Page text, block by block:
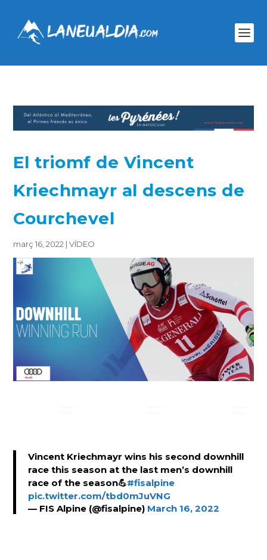
El triomf de Vincent
Kriechmayr al descens de
Courchevel
març 16, 2022 |VÍDEO
Vincent Kriechmayr wins his second downhill
race this season at the last men’s downhill
race of the season💪#fisalpine
pic.twitter.com/tbd0mJuVNG
— FIS Alpine (@fisalpine) March 16, 2022